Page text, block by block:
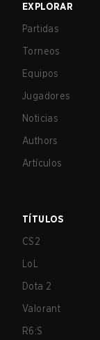
EXPLORAR
Partidas
Torneos
Equipos
Jugadores
Noticias
Authors
Artículos
TÍTULOS
CS2
LoL
Dota 2
Valorant
R6:S